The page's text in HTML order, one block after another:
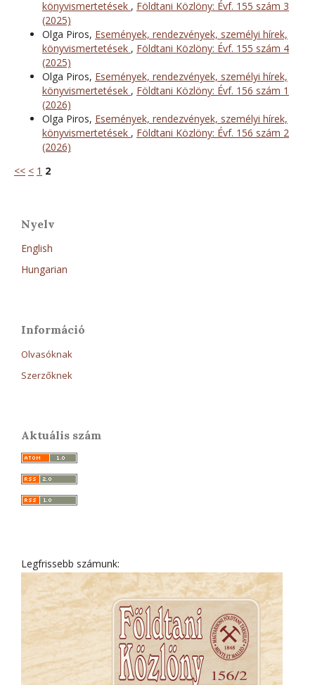
könyvismertetések , Földtani Közlöny: Évf. 155 szám 3
(2025)
Olga Piros, Események, rendezvények, személyi hírek,
könyvismertetések , Földtani Közlöny: Évf. 155 szám 4
(2025)
Olga Piros, Események, rendezvények, személyi hírek,
könyvismertetések , Földtani Közlöny: Évf. 156 szám 1
(2026)
Olga Piros, Események, rendezvények, személyi hírek,
könyvismertetések , Földtani Közlöny: Évf. 156 szám 2
(2026)
<< < 1 2
Nyelv
English
Hungarian
Információ
Olvasóknak
Szerzőknek
Aktuális szám
Legfrissebb számunk: